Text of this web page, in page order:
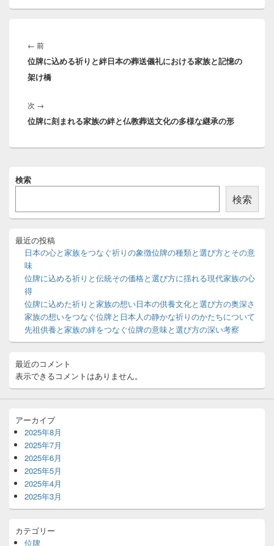
稿
ナ
ビ
ゲ
シ
ョ
← 前前
の
投
位牌に込める祈りと絆日本の葬送儀礼における家族と記憶の
架け橋
次 →
の
稿:
位牌に刻まれる家族の絆と仏教葬送文化の多様な継承の形
イ
イ
バ
検索
検索
最近の投稿
日本の心と家族をつなぐ祈りの象徴位牌の種類と選び方とその意
味
位牌に込める祈りと伝統その価格と選び方に揺れる現代家族の心
得
位牌に込めた祈りと家族の想い日本の供養文化と選び方の奥深さ
家族の想いをつなぐ位牌と日本人の静かな祈りのかたちについて
先祖供養と家族の絆をつなぐ位牌の意味と選び方の深い考察
最近のコメント
表示できるコメントはありません。
アーカイブ
2025年8月
2025年7月
2025年6月
2025年5月
2025年4月
2025年3月
カテゴリー
位牌